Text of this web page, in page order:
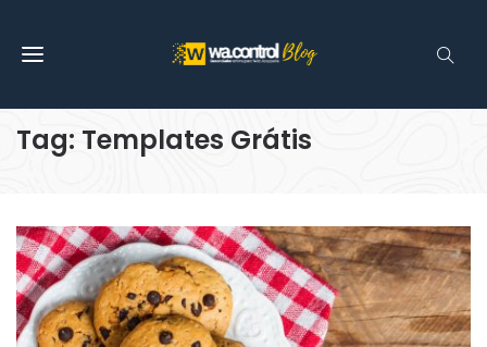
Tag: Templates Grátis